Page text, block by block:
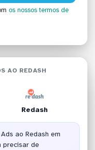
os nossos termos de
AO REDASH
Redash
ao Redash em
precisar de